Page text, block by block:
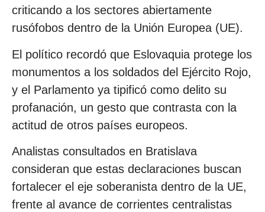
criticando a los sectores abiertamente
rusófobos dentro de la Unión Europea (UE).
El político recordó que Eslovaquia protege los
monumentos a los soldados del Ejército Rojo,
y el Parlamento ya tipificó como delito su
profanación, un gesto que contrasta con la
actitud de otros países europeos.
Analistas consultados en Bratislava
consideran que estas declaraciones buscan
fortalecer el eje soberanista dentro de la UE,
frente al avance de corrientes centralistas